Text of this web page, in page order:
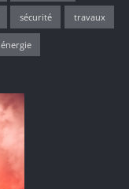
sécurité travaux
énergie